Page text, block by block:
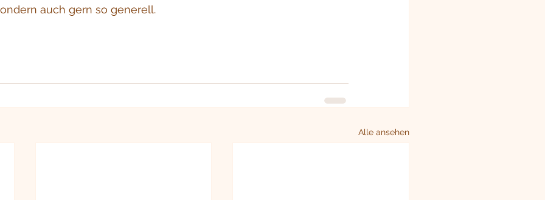
auch gern so generell.
Alle ansehen